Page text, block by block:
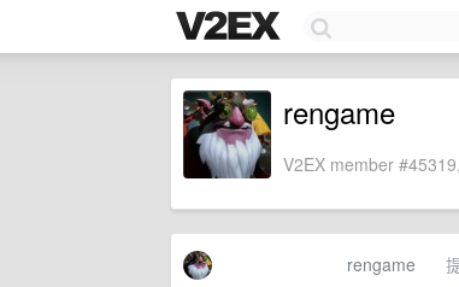
rengame
V2EX member
rengame